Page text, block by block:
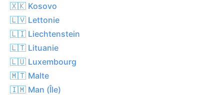
🇽🇰 Kosovo
🇱🇻 Lettonie
🇱🇮 Liechtenstein
🇱🇹 Lituanie
🇱🇺 Luxembourg
🇲🇹 Malte
🇮🇲 Man (Île)